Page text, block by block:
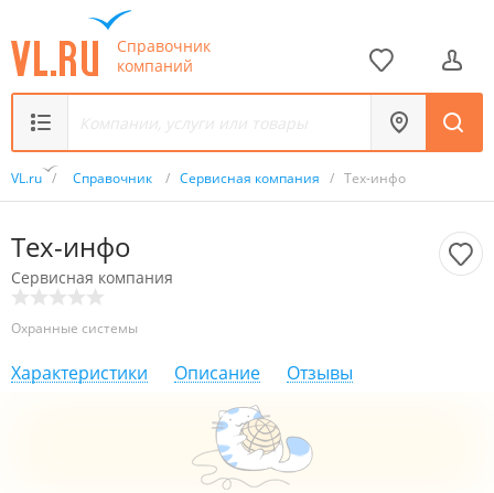
Справочник
компаний
VL.ru / Справочник / Сервисная компания / Тех-инфо
Тех-инфо
Сервисная компания
Охранные системы
Характеристики Описание Отзывы